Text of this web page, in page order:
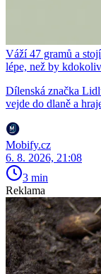
Váží 47 gramů a
lépe, než by
Dílenská značka
vejde do dlaně a
Mobify.cz
6. 8. 2026, 21:08
3 min
Reklama